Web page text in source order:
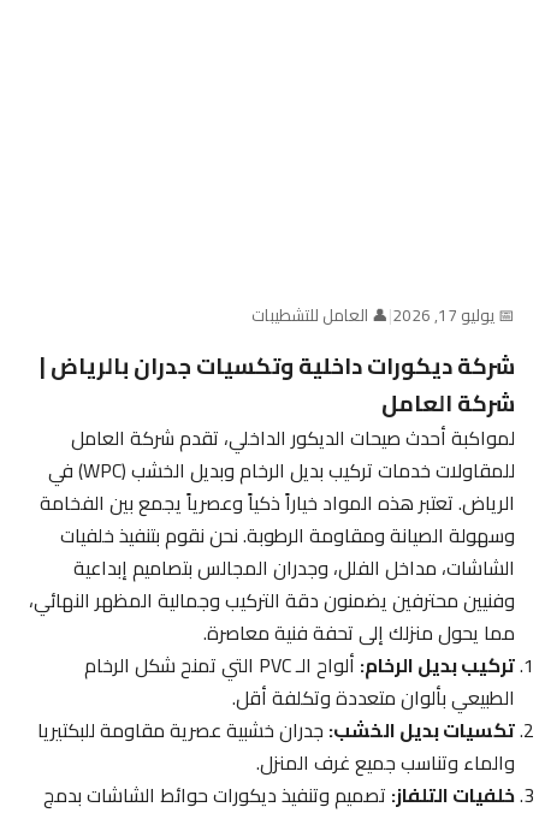
📅 يوليو 17, 2026 |👤 العامل للتشطيبات
شركة ديكورات داخلية وتكسيات جدران بالرياض |
شركة العامل
لمواكبة أحدث صيحات الديكور الداخلي، تقدم شركة العامل
للمقاولات خدمات تركيب بديل الرخام وبديل الخشب (WPC) في
الرياض. تعتبر هذه المواد خياراً ذكياً وعصرياً يجمع بين الفخامة
وسهولة الصيانة ومقاومة الرطوبة. نحن نقوم بتنفيذ خلفيات
الشاشات، مداخل الفلل، وجدران المجالس بتصاميم إبداعية
وفنيين محترفين يضمنون دقة التركيب وجمالية المظهر النهائي،
مما يحول منزلك إلى تحفة فنية معاصرة.
تركيب بديل الرخام:
ألواح الـ PVC التي تمنح شكل الرخام
الطبيعي بألوان متعددة وتكلفة أقل.
تكسيات بديل الخشب:جدران خشبية عصرية مقاومة للبكتيريا
والماء وتناسب جميع غرف المنزل.
خلفيات التلفاز:تصميم وتنفيذ ديكورات حوائط الشاشات بدمج